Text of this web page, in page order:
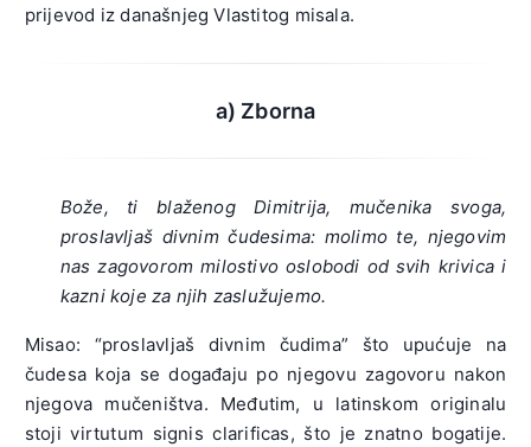
prijevod iz današnjeg Vlastitog misala.
a) Zborna
Bože, ti blaženog Dimitrija, mučenika svoga,
proslavljaš divnim čudesima: molimo te, njegovim
nas zagovorom milostivo oslobodi od svih krivica i
kazni koje za njih zaslužujemo.
Misao: “proslavljaš divnim čudima” što upućuje na
čudesa koja se događaju po njegovu zagovoru nakon
njegova mučeništva. Međutim, u latinskom originalu
stoji virtutum signis clarificas, što je znatno bogatije.